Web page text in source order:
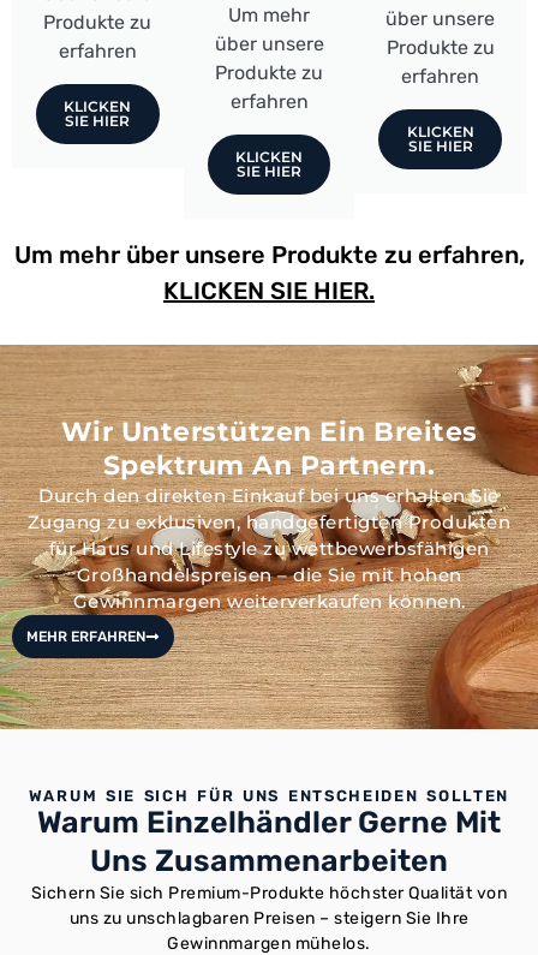
Produkte zu
erfahren
KLICKEN
SIE HIER
Um mehr
über unsere
Produkte zu
erfahren
KLICKEN
SIE HIER
über unsere
Produkte zu
erfahren
KLICKEN
SIE HIER
Um mehr über unsere Produkte zu erfahren,
KLICKEN SIE HIER.
Wir Unterstützen Ein Breites
Spektrum An Partnern.
Durch den direkten Einkauf bei uns erhalten Sie
Zugang zu exklusiven, handgefertigten Produkten
für Haus und Lifestyle zu wettbewerbsfähigen
Großhandelspreisen – die Sie mit hohen
Gewinnmargen weiterverkaufen können.
MEHR ERFAHREN
WARUM SIE SICH FÜR UNS ENTSCHEIDEN SOLLTEN
Warum Einzelhändler Gerne Mit
Uns Zusammenarbeiten
Sichern Sie sich Premium-Produkte höchster Qualität von
uns zu unschlagbaren Preisen – steigern Sie Ihre
Gewinnmargen mühelos.